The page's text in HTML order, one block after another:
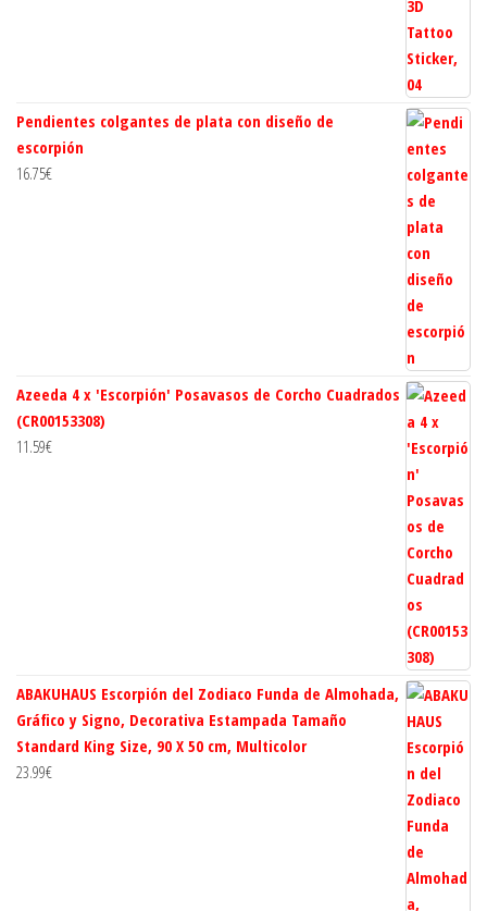
Pendientes colgantes de plata con diseño de
escorpión
16.75€
Azeeda 4 x 'Escorpión' Posavasos de Corcho Cuadrados
(CR00153308)
11.59€
ABAKUHAUS Escorpión del Zodiaco Funda de Almohada,
Gráfico y Signo, Decorativa Estampada Tamaño
Standard King Size, 90 X 50 cm, Multicolor
23.99€